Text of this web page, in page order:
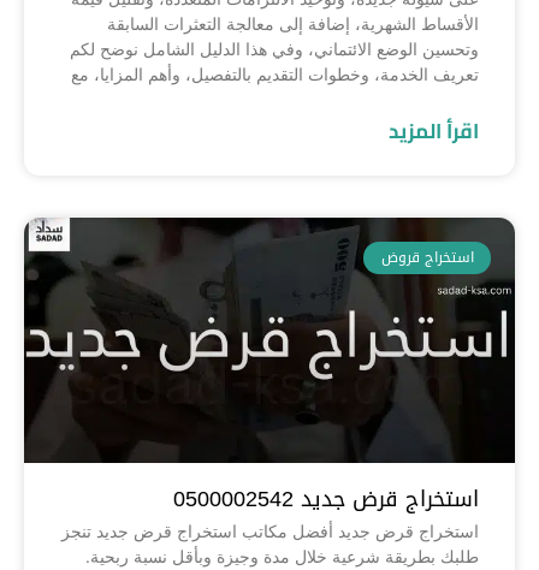
الأقساط الشهرية، إضافة إلى معالجة التعثرات السابقة
وتحسين الوضع الائتماني، وفي هذا الدليل الشامل نوضح لكم
تعريف الخدمة، وخطوات التقديم بالتفصيل، وأهم المزايا، مع
اقرأ المزيد
استخراج قروض
استخراج قرض جديد 0500002542
استخراج قرض جديد أفضل مكاتب استخراج قرض جديد تنجز
طلبك بطريقة شرعية خلال مدة وجيزة وبأقل نسبة ربحية.